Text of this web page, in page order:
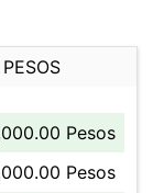
Pesos
Pesos